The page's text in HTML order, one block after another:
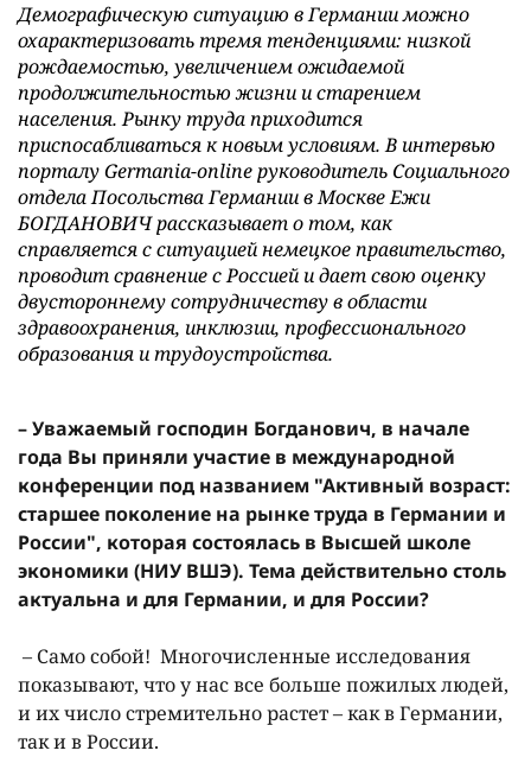
Демографическую ситуацию в Германии можно
охарактеризовать тремя тенденциями: низкой
рождаемостью, увеличением ожидаемой
продолжительностью жизни и старением
населения. Рынку труда приходится
приспосабливаться к новым условиям. В интервью
порталу Germania-online руководитель Социального
отдела Посольства Германии в Москве Ежи
БОГДАНОВИЧ рассказывает о том, как
справляется с ситуацией немецкое правительство,
проводит сравнение с Россией и дает свою оценку
двустороннему сотрудничеству в области
здравоохранения, инклюзии, профессионального
образования и трудоустройства.
– Уважаемый господин Богданович, в начале
года Вы приняли участие в международной
конференции под названием "Активный возраст:
старшее поколение на рынке труда в Германии и
России", которая состоялась в Высшей школе
экономики (НИУ ВШЭ). Тема действительно столь
актуальна и для Германии, и для России?
– Само собой! Многочисленные исследования
показывают, что у нас все больше пожилых людей,
и их число стремительно растет – как в Германии,
так и в России.